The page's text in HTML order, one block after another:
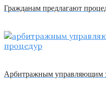
Гражданам предлагают
Арбитражным управляющим